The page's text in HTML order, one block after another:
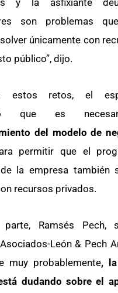
y la asfixiante
son problemas
únicamente con
público”, dijo.
estos retos, el
que es
del modelo de
permitir que el
la empresa también
recursos privados.
Ramsés Pech,
León & Pech
muy probablemente,
dudando sobre el